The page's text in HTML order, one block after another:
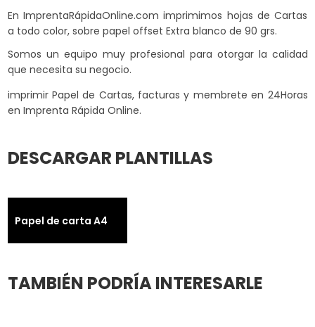
En ImprentaRápidaOnline.com imprimimos hojas de Cartas
a todo color, sobre papel offset Extra blanco de 90 grs.
Somos un equipo muy profesional para otorgar la calidad
que necesita su negocio.
imprimir Papel de Cartas, facturas y membrete en 24Horas
en Imprenta Rápida Online.
DESCARGAR PLANTILLAS
Papel de carta A4
TAMBIÉN PODRÍA INTERESARLE